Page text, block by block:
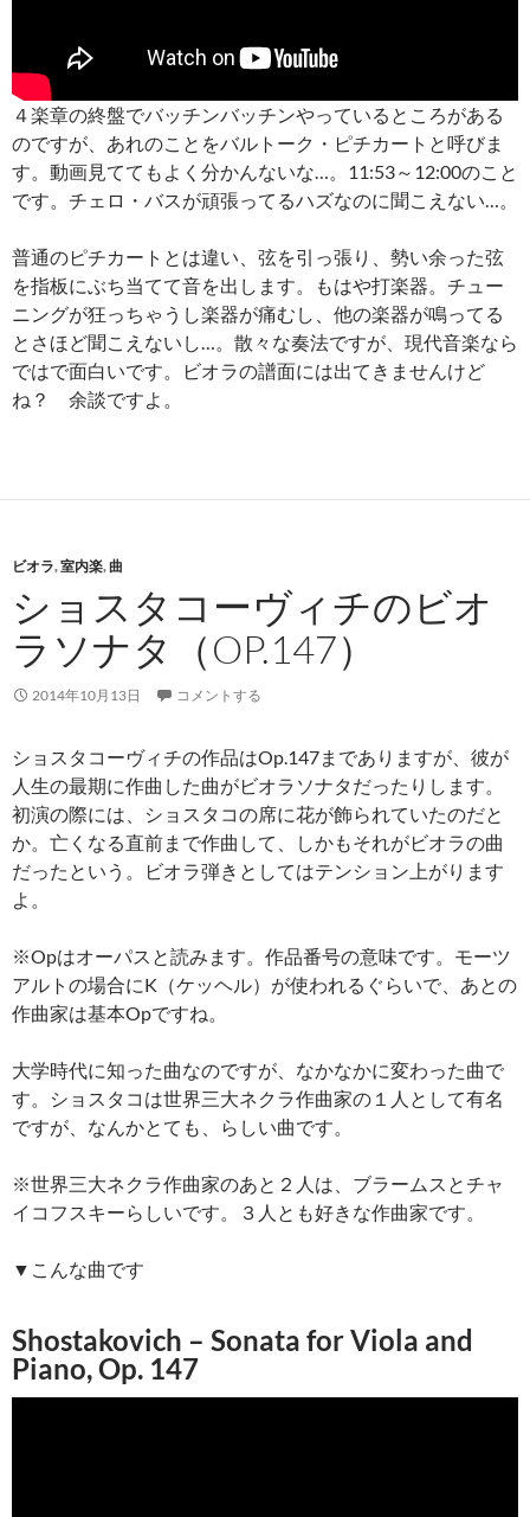
４楽章の終盤でバッチンバッチンやっているところがある
のですが、あれのことをバルトーク・ピチカートと呼びま
す。動画見ててもよく分かんないな…。11:53～12:00のこと
です。チェロ・バスが頑張ってるハズなのに聞こえない…。
普通のピチカートとは違い、弦を引っ張り、勢い余った弦
を指板にぶち当てて音を出します。もはや打楽器。チュー
ニングが狂っちゃうし楽器が痛むし、他の楽器が鳴ってる
とさほど聞こえないし…。散々な奏法ですが、現代音楽なら
ではで面白いです。ビオラの譜面には出てきませんけど
ね？ 余談ですよ。
ビオラ,室内楽,曲
ショスタコーヴィチのビオ
ラソナタ（OP.147）
2014年10月13日 コメントする
ショスタコーヴィチの作品はOp.147までありますが、彼が
人生の最期に作曲した曲がビオラソナタだったりします。
初演の際には、ショスタコの席に花が飾られていたのだと
か。亡くなる直前まで作曲して、しかもそれがビオラの曲
だったという。ビオラ弾きとしてはテンション上がります
よ。
※Opはオーパスと読みます。作品番号の意味です。モーツ
アルトの場合にK（ケッヘル）が使われるぐらいで、あとの
作曲家は基本Opですね。
大学時代に知った曲なのですが、なかなかに変わった曲で
す。ショスタコは世界三大ネクラ作曲家の１人として有名
ですが、なんかとても、らしい曲です。
※世界三大ネクラ作曲家のあと２人は、ブラームスとチャ
イコフスキーらしいです。３人とも好きな作曲家です。
▼こんな曲です
Shostakovich – Sonata for Viola and
Piano, Op. 147